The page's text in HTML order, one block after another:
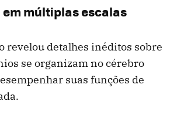
múltiplas escalas
revelou detalhes inéditos sobre
se organizam no cérebro
suas funções de